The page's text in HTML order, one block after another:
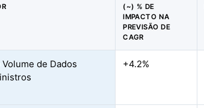
(~) % DE
IMPACTO NA
PREVISÃO DE
CAGR
de Dados
+4.2%